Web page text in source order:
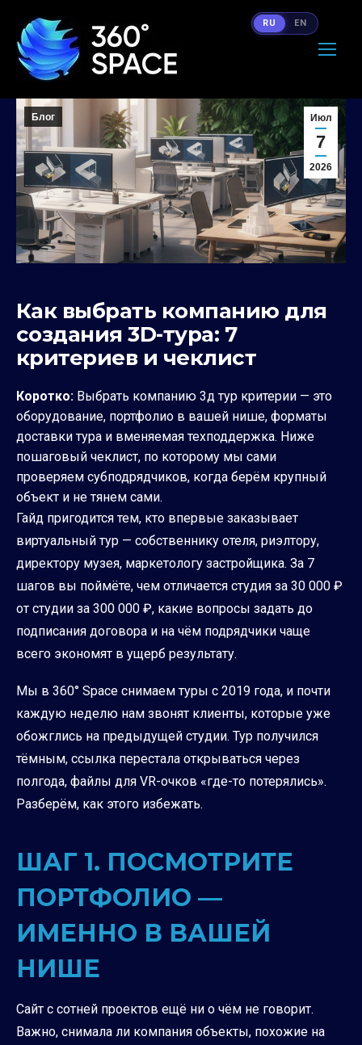
Июл
7
2026
Блог
Как выбрать компанию для
создания 3D-тура: 7
критериев и чеклист
Коротко: Выбрать компанию 3д тур критерии — это
оборудование, портфолио в вашей нише, форматы
доставки тура и вменяемая техподдержка. Ниже
пошаговый чеклист, по которому мы сами
проверяем субподрядчиков, когда берём крупный
объект и не тянем сами.
Гайд пригодится тем, кто впервые заказывает
виртуальный тур — собственнику отеля, риэлтору,
директору музея, маркетологу застройщика. За 7
шагов вы поймёте, чем отличается студия за 30 000 ₽
от студии за 300 000 ₽, какие вопросы задать до
подписания договора и на чём подрядчики чаще
всего экономят в ущерб результату.
Мы в 360° Space снимаем туры с 2019 года, и почти
каждую неделю нам звонят клиенты, которые уже
обожглись на предыдущей студии. Тур получился
тёмным, ссылка перестала открываться через
полгода, файлы для VR-очков «где-то потерялись».
Разберём, как этого избежать.
ШАГ 1. ПОСМОТРИТЕ
ПОРТФОЛИО —
ИМЕННО В ВАШЕЙ
НИШЕ
Сайт с сотней проектов ещё ни о чём не говорит.
Важно, снимала ли компания объекты, похожие на
RU EN